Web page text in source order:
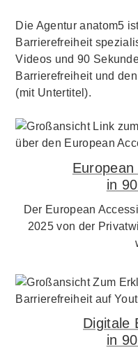
Die Agentur anatom5
Barrierefreiheit
Videos und 90
Barrierefreiheit und
(mit Untertitel).
in
Der European
2025 von der
Digitale
in